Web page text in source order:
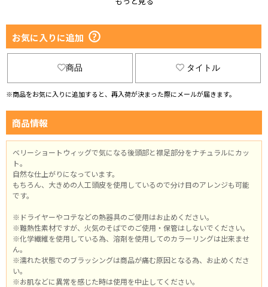
ブロンド
選択する
選択する
チェリーブラウン
お気に入りに追加
商品 タイトル
※商品をお気に入りに追加すると、再入荷が決まった際にメールが届きます。
商品情報
ベリーショートウィッグで気になる後頭部と襟足部分をナチュラルにカッ
ト。
自然な仕上がりになっています。
もちろん、大きめの人工頭皮を使用しているので分け目のアレンジも可能
です。
※ドライヤーやコテなどの熱器具のご使用はお止めください。
※難熱性素材ですが、火気のそばでのご使用・保管はしないでください。
※化学繊維を使用している為、溶剤を使用してのカラーリングは出来ませ
ん。
※濡れた状態でのブラッシングは商品が痛む原因となる為、お止めくださ
い。
※お肌などに異常を感じた時は使用を中止してください。